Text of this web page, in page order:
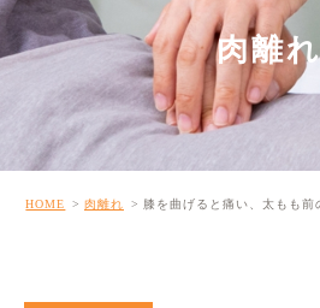
肉離
HOME 肉離れ 膝を曲げると痛い、太もも前